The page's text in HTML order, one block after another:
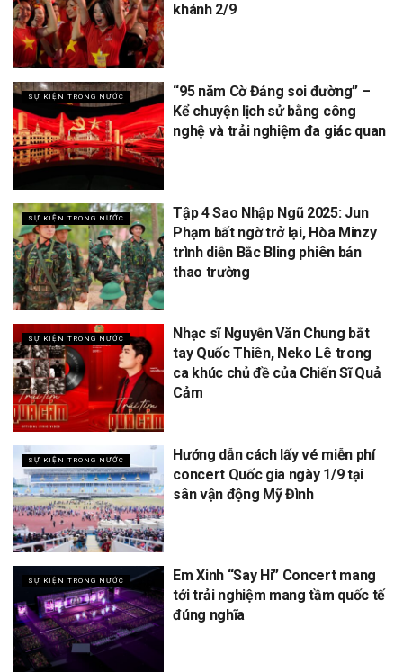
khánh 2/9
SỰ KIỆN TRONG NƯỚC
“95 năm Cờ Đảng soi đường” –
Kể chuyện lịch sử bằng công
nghệ và trải nghiệm đa giác quan
SỰ KIỆN TRONG NƯỚC
Tập 4 Sao Nhập Ngũ 2025: Jun
Phạm bất ngờ trở lại, Hòa Minzy
trình diễn Bắc Bling phiên bản
thao trường
SỰ KIỆN TRONG NƯỚC
Nhạc sĩ Nguyễn Văn Chung bắt
tay Quốc Thiên, Neko Lê trong
ca khúc chủ đề của Chiến Sĩ Quả
Cảm
SỰ KIỆN TRONG NƯỚC
Hướng dẫn cách lấy vé miễn phí
concert Quốc gia ngày 1/9 tại
sân vận động Mỹ Đình
SỰ KIỆN TRONG NƯỚC
Em Xinh “Say Hi” Concert mang
tới trải nghiệm mang tầm quốc tế
đúng nghĩa